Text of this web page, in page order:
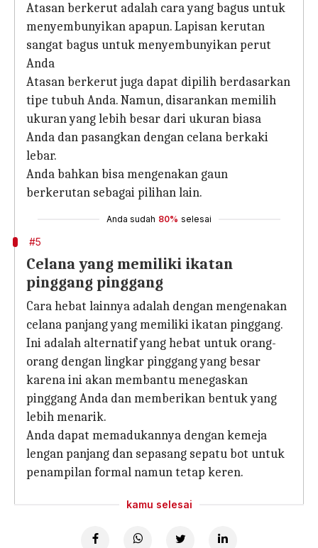
Atasan berkerut adalah cara yang bagus untuk
menyembunyikan apapun. Lapisan kerutan
sangat bagus untuk menyembunyikan perut
Anda
Atasan berkerut juga dapat dipilih berdasarkan
tipe tubuh Anda. Namun, disarankan memilih
ukuran yang lebih besar dari ukuran biasa
Anda dan pasangkan dengan celana berkaki
lebar.
Anda bahkan bisa mengenakan gaun
berkerutan sebagai pilihan lain.
Anda sudah 80% selesai
#5
Celana yang memiliki ikatan
pinggang pinggang
Cara hebat lainnya adalah dengan mengenakan
celana panjang yang memiliki ikatan pinggang.
Ini adalah alternatif yang hebat untuk orang-
orang dengan lingkar pinggang yang besar
karena ini akan membantu menegaskan
pinggang Anda dan memberikan bentuk yang
lebih menarik.
Anda dapat memadukannya dengan kemeja
lengan panjang dan sepasang sepatu bot untuk
penampilan formal namun tetap keren.
kamu selesai